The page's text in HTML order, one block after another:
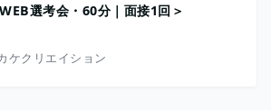
選考会・60分｜面接1回＞
ケクリエイション